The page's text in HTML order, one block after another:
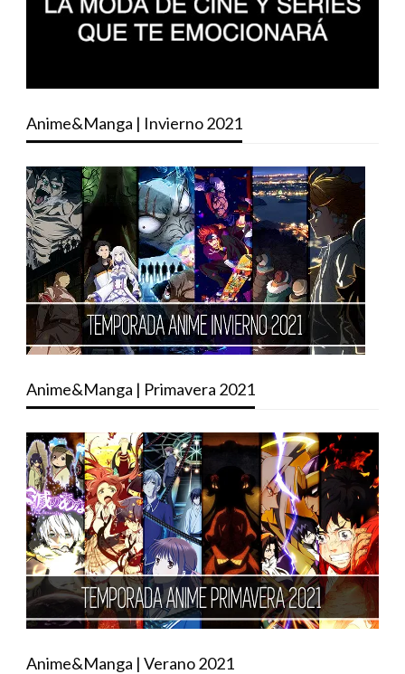
Anime&Manga | Invierno 2021
Anime&Manga | Primavera 2021
Anime&Manga | Verano 2021